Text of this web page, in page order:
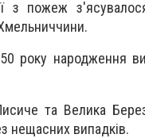
з пожеж
року народження
та Велика
нещасних випадків.